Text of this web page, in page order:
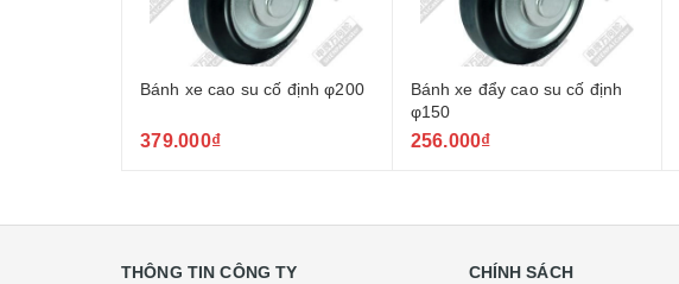
Bánh xe cao su cố định φ200
379.000₫
Bánh xe đẩy cao su cố định
φ150
256.000₫
THÔNG TIN CÔNG TY CHÍNH SÁCH